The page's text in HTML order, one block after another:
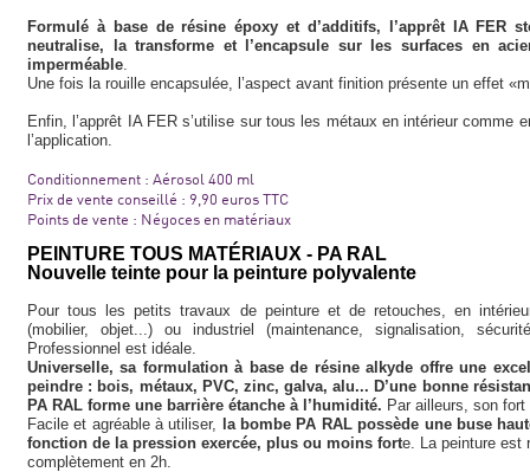
Formulé à base de résine époxy et d’additifs, l’apprêt IA FER
neutralise, la transforme et l’encapsule sur les surfaces en
imperméable.
Une fois la rouille encapsulée, l’aspect avant finition présente un effet
Enfin, l’apprêt IA FER s’utilise sur tous les métaux en intérieur comme
l’application.
Conditionnement : Aérosol 400 ml
Prix de vente conseillé : 9,90 euros TTC
Points de vente : Négoces en matériaux
PEINTURE TOUS MATÉRIAUX - PA RAL
Nouvelle teinte pour la peinture polyvalente
Pour tous les petits travaux de peinture et de retouches, en
(mobilier, objet...) ou industriel (maintenance, signalisation,
Professionnel est idéale.
Universelle, sa formulation à base de résine alkyde offre une
peindre : bois, métaux, PVC, zinc, galva, alu... D’une bonne
PA RAL forme une barrière étanche à l’humidité. Par ailleurs, son
Facile et agréable à utiliser, la bombe PA RAL possède une buse
fonction de la pression exercée, plus ou moins forte. La peinture est
complètement en 2h.